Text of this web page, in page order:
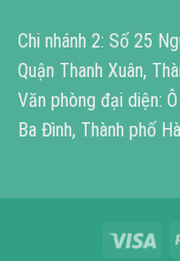
Chi nhánh 2: Số 25
Quận Thanh Xuân,
Văn phòng đại diện:
Ba Đình, Thành phố